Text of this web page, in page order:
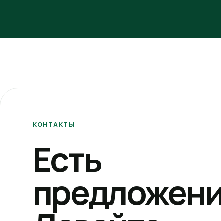
КОНТАКТЫ
Есть